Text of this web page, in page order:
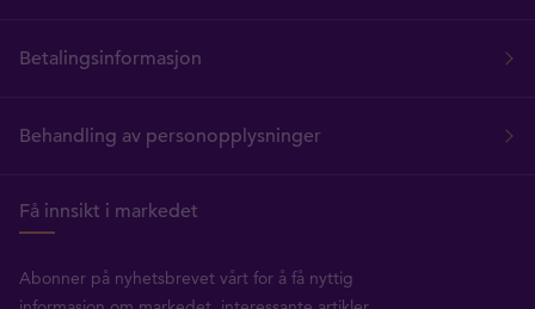
Betalingsinformasjon
Behandling av personopplysninger
Få innsikt i markedet
Abonner på nyhetsbrevet vårt for å få nyttig